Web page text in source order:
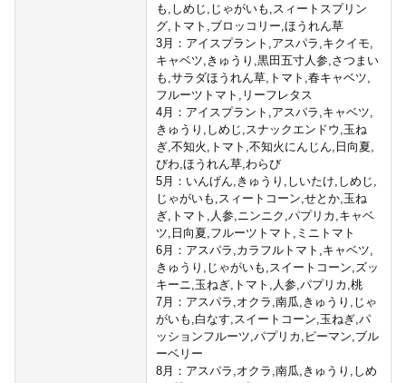
も,しめじ,じゃがいも,スィートスプリン
グ,トマト,ブロッコリー,ほうれん草
3月：アイスプラント,アスパラ,キクイモ,
キャベツ,きゅうり,黒田五寸人参,さつまい
も,サラダほうれん草,トマト,春キャベツ,
フルーツトマト,リーフレタス
4月：アイスプラント,アスパラ,キャベツ,
きゅうり,しめじ,スナックエンドウ,玉ね
ぎ,不知火,トマト,不知火にんじん,日向夏,
びわ,ほうれん草,わらび
5月：いんげん,きゅうり,しいたけ,しめじ,
じゃがいも,スィートコーン,せとか,玉ね
ぎ,トマト,人参,ニンニク,パプリカ,キャベ
ツ,日向夏,フルーツトマト,ミニトマト
6月：アスパラ,カラフルトマト,キャベツ,
きゅうり,じゃがいも,スイートコーン,ズッ
キーニ,玉ねぎ,トマト,人参,パプリカ,桃
7月：アスパラ,オクラ,南瓜,きゅうり,じゃ
がいも,白なす,スイートコーン,玉ねぎ,パ
ッションフルーツ,パプリカ,ピーマン,ブル
ーベリー
8月：アスパラ,オクラ,南瓜,きゅうり,しめ